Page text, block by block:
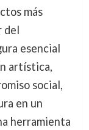
más
del
esencial
artística,
social,
en un
herramienta